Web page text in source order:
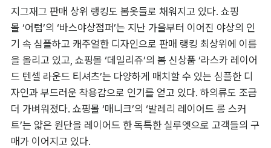
지그재그 판매 상위 랭킹도 봄옷들로 채워지고 있다. 쇼핑
몰 ‘어텀’의 ‘바스야상점퍼’는 지난 가을부터 이어진 야상의 인
기 속 심플하고 캐주얼한 디자인으로 판매 랭킹 최상위에 이름
을 올리고 있고, 쇼핑몰 ‘데일리쥬’의 봄 신상품 ‘라스카 레이어
드 텐셀 라운드 티셔츠’는 다양하게 매치할 수 있는 심플한 디
자인과 부드러운 착용감으로 인기를 얻고 있다. 하의류도 조금
더 가벼워졌다. 쇼핑몰 ‘매니크’의 ‘발레리 레이어드 롱 스커
트’는 얇은 원단을 레이어드 한 독특한 실루엣으로 고객들의 구
매가 이어지고 있다.